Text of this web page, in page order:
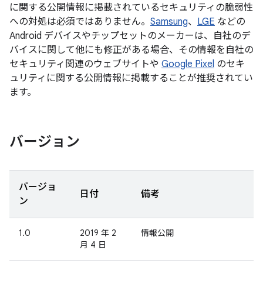
に関する公開情報に掲載されているセキュリティの脆弱性
への対処は必須ではありません。 Samsung、 LGE などの
Android デバイスやチップセットのメーカーは、自社のデ
バイスに関して他にも修正がある場合、その情報を自社の
セキュリティ関連のウェブサイトや Google Pixel のセキ
ュリティに関する公開情報に掲載することが推奨されてい
ます。
バージョン
バージョ
ン
日付 備考
1.0
2019 年 2
月 4 日
情報公開